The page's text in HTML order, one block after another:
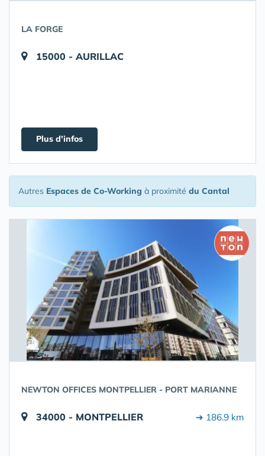
LA FORGE
15000 - AURILLAC
Plus d'infos
Autres Espaces de Co-Working à proximité du Cantal
NEWTON OFFICES MONTPELLIER - PORT MARIANNE
34000 - MONTPELLIER ➔ 186.9 km